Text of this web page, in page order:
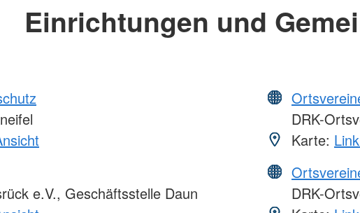
Einrichtungen und
e.V., Geschäftsstelle Daun
DRK-
Karte:
DRK-